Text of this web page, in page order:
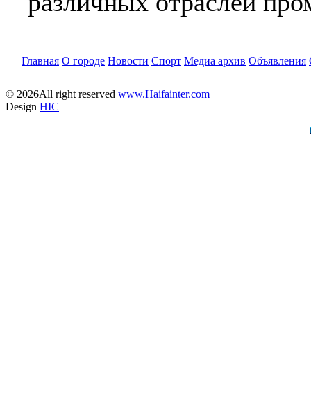
Главная О городе Новости Спорт Медиа архив Объявления
© 2026All right reserved www.Haifainter.com
Design HIC